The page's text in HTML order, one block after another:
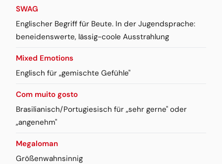
SWAG
Englischer Begriff für Beute. In der Jugendsprache:
beneidenswerte, lässig-coole Ausstrahlung
Mixed Emotions
Englisch für „gemischte Gefühle"
Com muito gosto
Brasilianisch/Portugiesisch für „sehr gerne" oder
„angenehm"
Megaloman
Größenwahnsinnig